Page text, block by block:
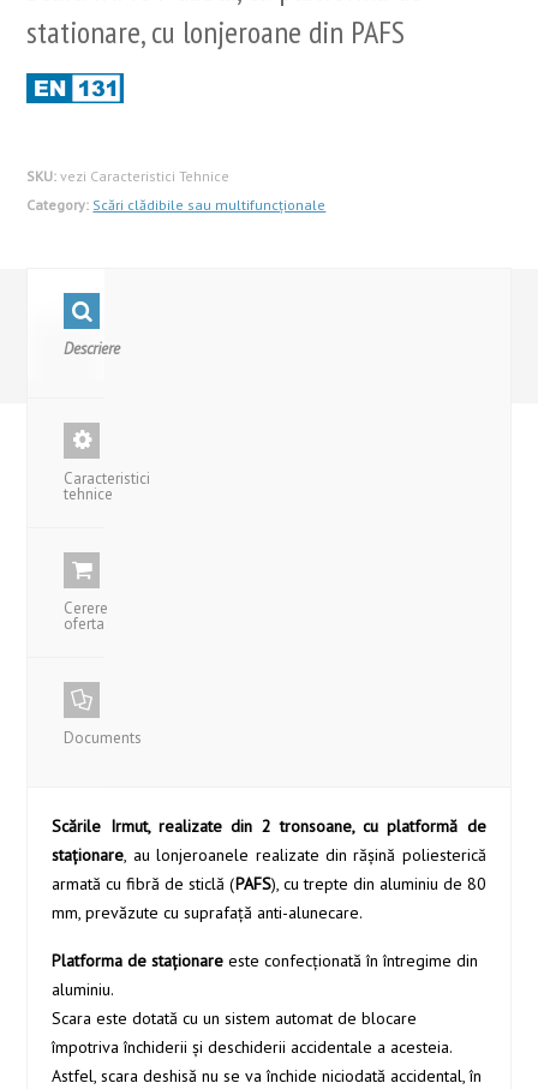
stationare, cu lonjeroane din PAFS
SKU: vezi Caracteristici Tehnice
Category: Scări clădibile sau multifuncţionale
Descriere
Caracteristici
tehnice
Cerere
oferta
Documents
Scările Irmut, realizate din 2 tronsoane, cu platformă de
staționare, au lonjeroanele realizate din răşină poliesterică
armată cu fibră de sticlă (PAFS), cu trepte din aluminiu de 80
mm, prevăzute cu suprafaţă anti-alunecare.
Platforma de staţionare este confecţionată în întregime din
aluminiu.
Scara este dotată cu un sistem automat de blocare
împotriva închiderii şi deschiderii accidentale a acesteia.
Astfel, scara deshisă nu se va închide niciodată accidental, în